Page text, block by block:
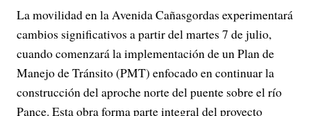
La movilidad en la Avenida Cañasgordas experimentará
cambios significativos a partir del martes 7 de julio,
cuando comenzará la implementación de un Plan de
Manejo de Tránsito (PMT) enfocado en continuar la
construcción del aproche norte del puente sobre el río
Pance. Esta obra forma parte integral del proyecto